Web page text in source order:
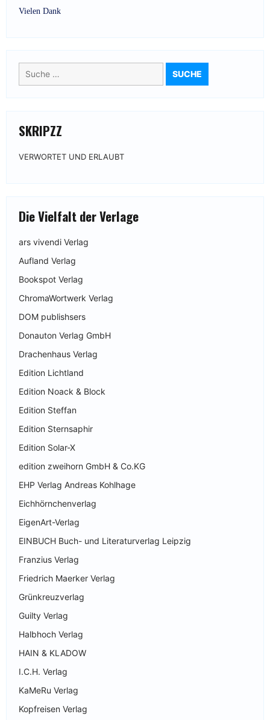
Vielen Dank
Suche
nach:
SKRIPZZ
VERWORTET UND ERLAUBT
Die Vielfalt der Verlage
ars vivendi Verlag
Aufland Verlag
Bookspot Verlag
ChromaWortwerk Verlag
DOM publishsers
Donauton Verlag GmbH
Drachenhaus Verlag
Edition Lichtland
Edition Noack & Block
Edition Steffan
Edition Sternsaphir
Edition Solar-X
edition zweihorn GmbH & Co.KG
EHP Verlag Andreas Kohlhage
Eichhörnchenverlag
EigenArt-Verlag
EINBUCH Buch- und Literaturverlag Leipzig
Franzius Verlag
Friedrich Maerker Verlag
Grünkreuzverlag
Guilty Verlag
Halbhoch Verlag
HAIN & KLADOW
I.C.H. Verlag
KaMeRu Verlag
Kopfreisen Verlag